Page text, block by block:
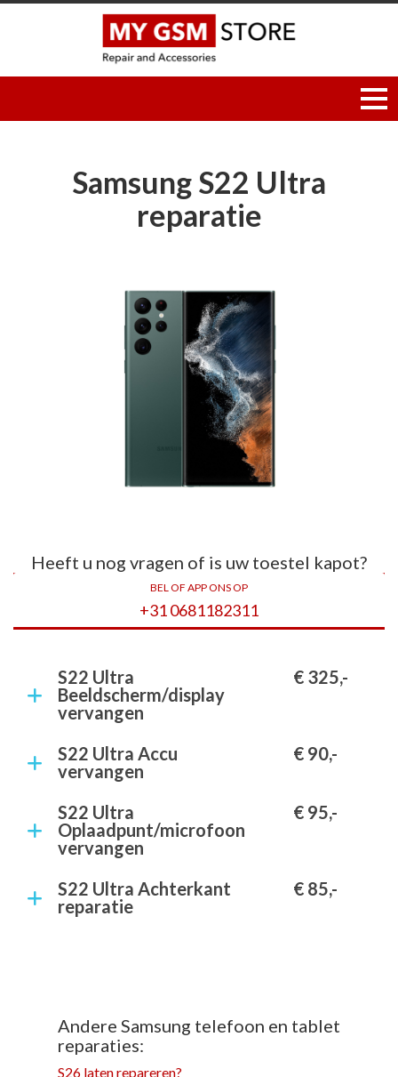
Samsung S22 Ultra
reparatie
Heeft u nog vragen of is uw toestel kapot?
BEL OF APP ONS OP
+31 0681182311
S22 Ultra
Beeldscherm/display
vervangen
€ 325,-
S22 Ultra Accu
vervangen
€ 90,-
S22 Ultra
Oplaadpunt/microfoon
vervangen
€ 95,-
S22 Ultra Achterkant
reparatie
€ 85,-
Andere Samsung telefoon en tablet
reparaties:
S26 laten repareren?